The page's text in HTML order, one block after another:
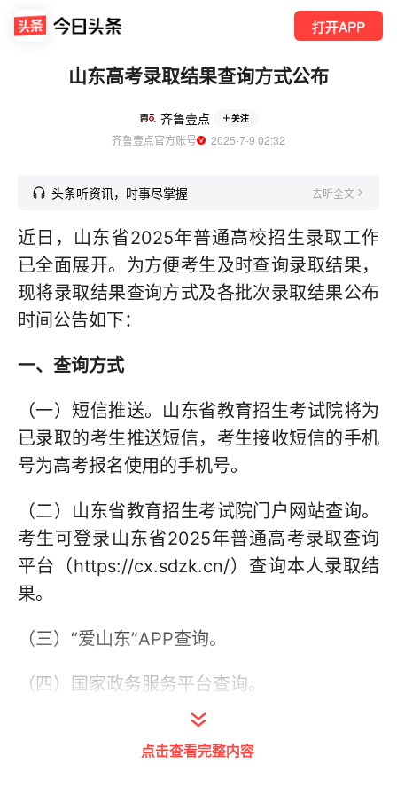
打开APP
山东高考录取结果查询方式公布
齐鲁壹点 关注
齐鲁壹点官方账号
  2025-7-9 02:32
头条听资讯，时事尽掌握 去听全文
近日，山东省2025年普通高校招生录取工作
已全面展开。为方便考生及时查询录取结果，
现将录取结果查询方式及各批次录取结果公布
时间公告如下：
一、查询方式
（一）短信推送。山东省教育招生考试院将为
已录取的考生推送短信，考生接收短信的手机
号为高考报名使用的手机号。
（二）山东省教育招生考试院门户网站查询。
考生可登录山东省2025年普通高考录取查询
平台（https://cx.sdzk.cn/）查询本人录取结
果。
（三）“爱山东”APP查询。
（四）国家政务服务平台查询。
二、录取结果查询时间及类型
点击查看完整内容